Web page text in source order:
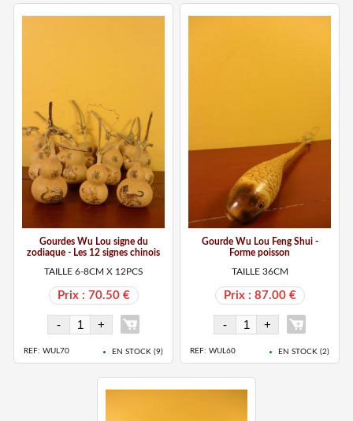
Gourdes Wu Lou signe du
zodiaque - Les 12 signes chinois
TAILLE 6-8CM X 12PCS
Prix : 70.50 €
REF: WUL70 EN STOCK (9)
Gourde Wu Lou Feng Shui -
Forme poisson
TAILLE 36CM
Prix : 87.00 €
REF: WUL60 EN STOCK (2)